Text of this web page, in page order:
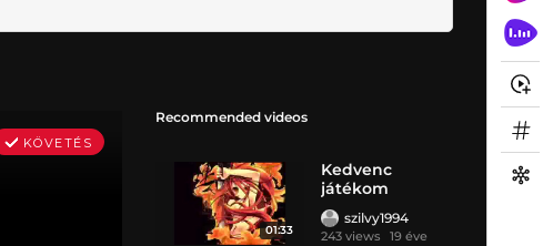
Recommended videos
01:33
Kedvenc
játékom
szilvy1994
243 views 19 éve